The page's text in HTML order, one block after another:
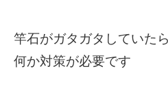
竿石がガタガタしていた
何か対策が必要です